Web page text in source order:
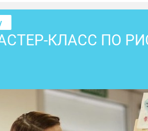
КЛАСС ПО